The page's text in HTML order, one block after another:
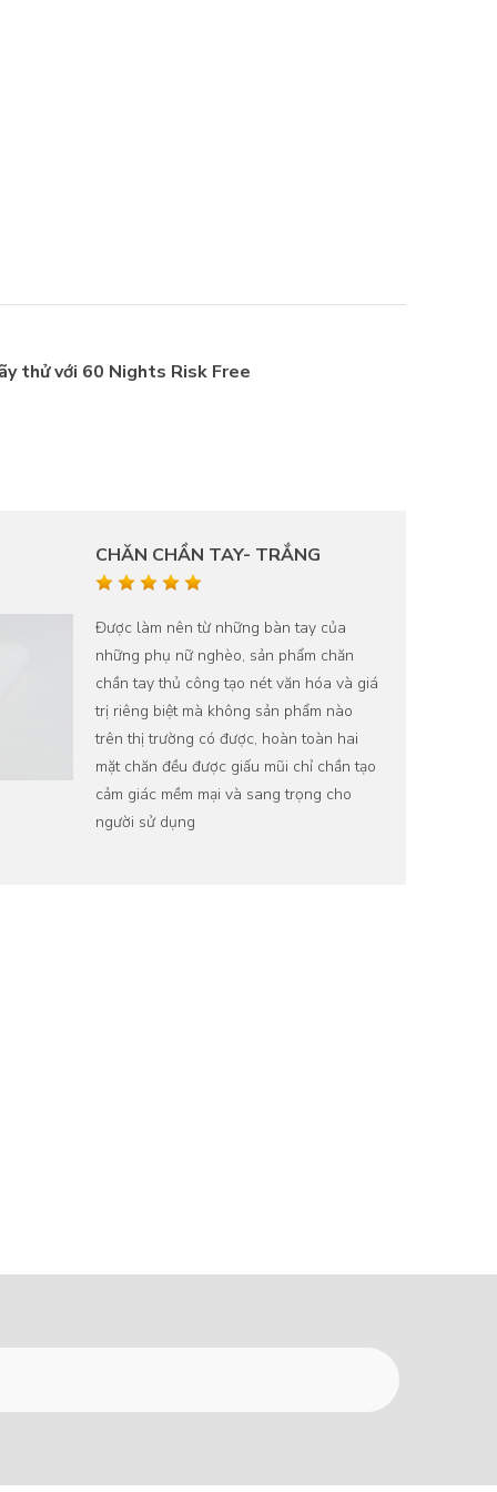
thử với 60 Nights Risk Free
CHĂN CHẦN TAY- TRẮNG
Được làm nên từ những bàn tay của
những phụ nữ nghèo, sản phẩm chăn
chần tay thủ công tạo nét văn hóa và giá
trị riêng biệt mà không sản phẩm nào
trên thị trường có được, hoàn toàn hai
mặt chăn đều được giấu mũi chỉ chần tạo
cảm giác mềm mại và sang trọng cho
người sử dụng